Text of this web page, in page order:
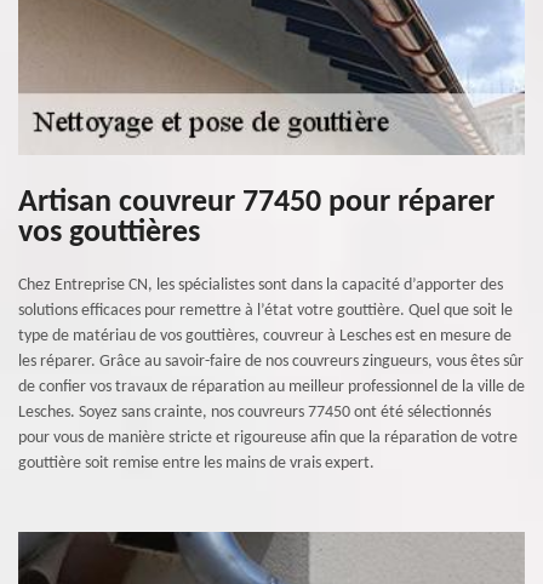
Artisan couvreur 77450 pour réparer
vos gouttières
Chez Entreprise CN, les spécialistes sont dans la capacité d’apporter des
solutions efficaces pour remettre à l’état votre gouttière. Quel que soit le
type de matériau de vos gouttières, couvreur à Lesches est en mesure de
les réparer. Grâce au savoir-faire de nos couvreurs zingueurs, vous êtes sûr
de confier vos travaux de réparation au meilleur professionnel de la ville de
Lesches. Soyez sans crainte, nos couvreurs 77450 ont été sélectionnés
pour vous de manière stricte et rigoureuse afin que la réparation de votre
gouttière soit remise entre les mains de vrais expert.